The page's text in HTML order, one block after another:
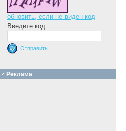
обновить, если не виден код
Введите код:
Реклама